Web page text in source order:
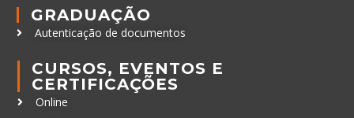
GRADUAÇÃO
Autenticação de documentos
CURSOS, EVENTOS E
CERTIFICAÇÕES
Online